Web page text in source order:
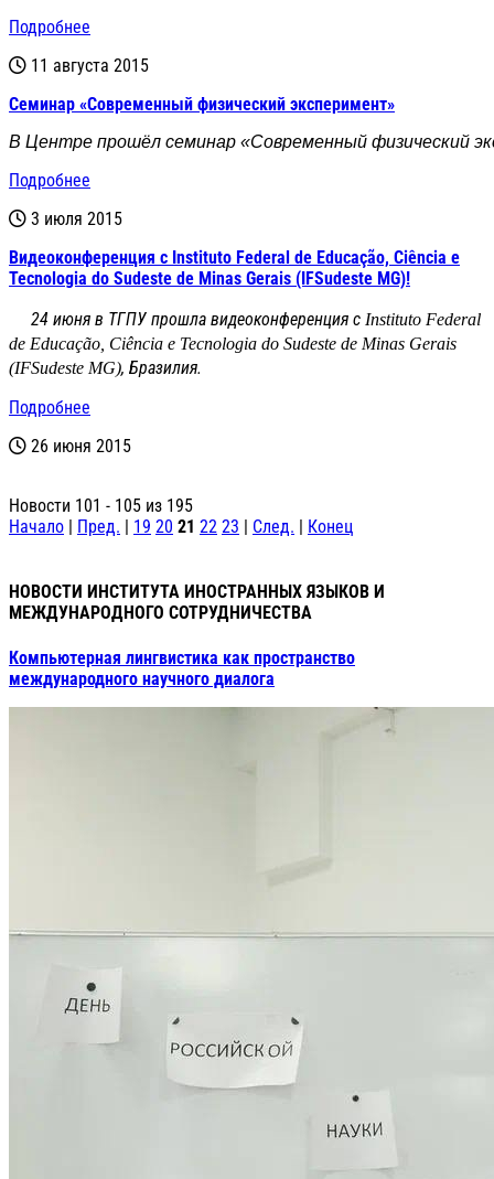
Подробнее
11 августа 2015
Семинар «Современный физический эксперимент»
В Центре прошёл семинар «Современный физический
Подробнее
3 июля 2015
Видеоконференция с Instituto Federal de Educação, Ciência e
Tecnologia do Sudeste de Minas Gerais (IFSudeste MG)!
24 июня в ТГПУ прошла видеоконференция с Instituto Federal
de Educação, Ciência e Tecnologia do Sudeste de Minas Gerais
(IFSudeste MG), Бразилия.
Подробнее
26 июня 2015
Новости 101 - 105 из 195
Начало | Пред. | 19 20 21 22 23 | След. | Конец
НОВОСТИ ИНСТИТУТА ИНОСТРАННЫХ ЯЗЫКОВ И
МЕЖДУНАРОДНОГО СОТРУДНИЧЕСТВА
Компьютерная лингвистика как пространство
международного научного диалога